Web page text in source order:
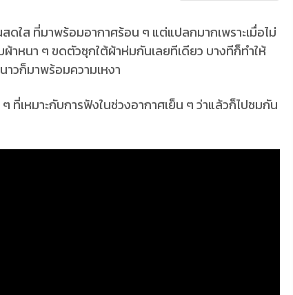
ใส ที่มาพร้อมอากาศร้อน ๆ แต่แปลกมากเพราะเมื่อไม่
หนา ๆ ขดตัวซุกใต้ผ้าห่มกันเลยทีเดียว บางทีก็ทำให้
วก็มาพร้อมความเหงา
ที่เหมาะกับการฟังในช่วงอากาศเย็น ๆ ว่าแล้วก็ไปชมกัน